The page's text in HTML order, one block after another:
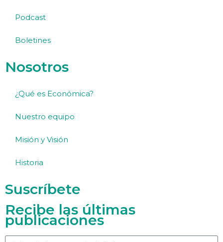
Podcast
Boletines
Nosotros
¿Qué es Económica?
Nuestro equipo
Misión y Visión
Historia
Suscríbete
Recibe las últimas
publicaciones